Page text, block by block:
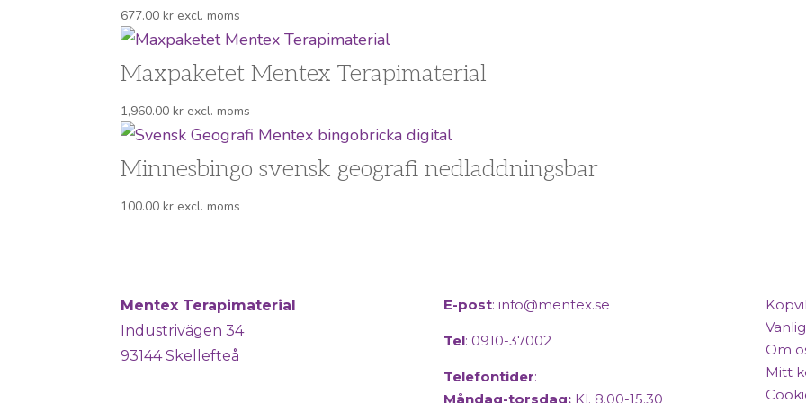
677.00kr excl. moms
Maxpaketet Mentex Terapimaterial
1,960.00kr excl. moms
Minnesbingo svensk geografi nedladdningsbar
100.00kr excl. moms
Mentex Terapimaterial
Industrivägen 34
93144 Skellefteå
E-post: info@mentex.se
Tel: 0910-37002
Telefontider:
Måndag-torsdag:Kl. 8.00-15.30
Om
Mitt